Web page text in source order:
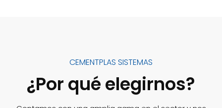
CEMENTPLAS SISTEMAS
¿Por qué elegirnos?